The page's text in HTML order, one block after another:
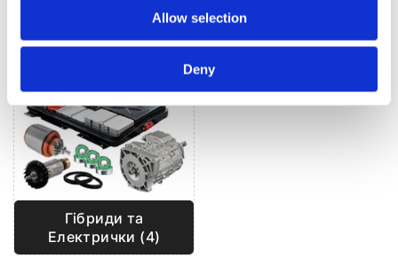
Allow selection
Deny
Рульове управління
Кліматизація (71)
Гібриди та
Електрички (4)